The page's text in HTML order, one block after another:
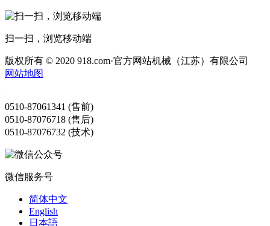
扫一扫，浏览移动端
版权所有 © 2020 918.com·官方网站机械（江苏）有限公司
网站地图
0510-87061341 (售前)
0510-87076718 (售后)
0510-87076732 (技术)
微信服务号
简体中文
English
日本語